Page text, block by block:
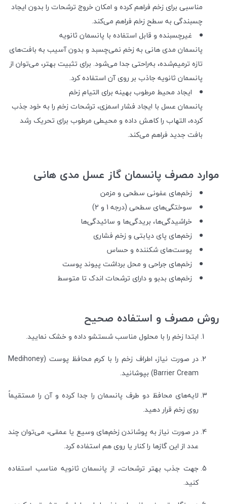
مناسبی برای زخم فراهم کرده و امکان خروج ترشحات را بدون ایجاد
چسبندگی به سطح زخم فراهم می‌کند.
غیرچسبنده و قابل استفاده با پانسمان ثانویه
پانسمان مدی هانی به زخم نمی‌چسبد و بدون آسیب به بافت‌های
تازه ترمیم‌شده، به‌راحتی جدا می‌شود. برای تثبیت بهتر، می‌توان از
پانسمان ثانویه جاذب بر روی آن استفاده کرد.
ایجاد محیط مرطوب بهینه برای التیام زخم
پانسمان عسل با ایجاد فشار اسمزی، ترشحات زخم را به خود جذب
کرده، التهاب را کاهش داده و محیطی مرطوب برای تحریک رشد
بافت جدید فراهم می‌کند.
موارد مصرف پانسمان گاز عسل مدی هانی
زخم‌های عفونی سطحی و مزمن
سوختگی‌های سطحی (درجه 1 و 2)
خراشیدگی‌ها، بریدگی‌ها و سائیدگی‌ها
زخم‌های پای دیابتی و زخم فشاری
پوست‌های شکننده و حساس
زخم‌های جراحی و محل برداشت پیوند پوست
زخم‌های بدبو و دارای ترشحات اندک تا متوسط
روش مصرف و استفاده صحیح
ابتدا زخم را با محلول مناسب شستشو داده و خشک نمایید.
در صورت نیاز، اطراف زخم را با کرم محافظ پوست (Medihoney
Barrier Cream) بپوشانید.
لایه‌های محافظ دو طرف پانسمان را جدا کرده و آن را مستقیماً
روی زخم قرار دهید.
در صورت نیاز به پوشاندن زخم‌های وسیع یا عمقی، می‌توان چند
عدد از این گازها را کنار یا روی هم استفاده کرد.
جهت جذب بهتر ترشحات، از پانسمان ثانویه مناسب استفاده
کنید.